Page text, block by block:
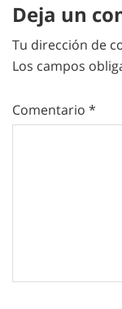
Deja un
Tu dirección de
Los campos
Comentario *